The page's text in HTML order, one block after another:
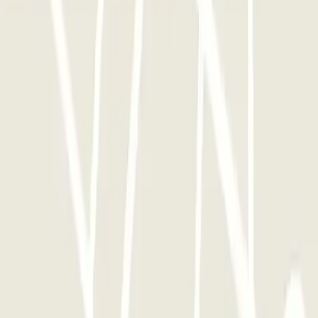
pour aller à Barcelone. Parking très
pied du train. Un grand merci au gardien
pour prendre le train et nous a attendu le
de retard.